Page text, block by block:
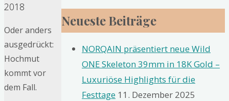
2018
Oder anders
ausgedrückt:
Hochmut
kommt vor
dem Fall.
Neueste Beiträge
NORQAIN präsentiert neue Wild
ONE Skeleton 39mm in 18K Gold –
Luxuriöse Highlights für die
Festtage 11. Dezember 2025